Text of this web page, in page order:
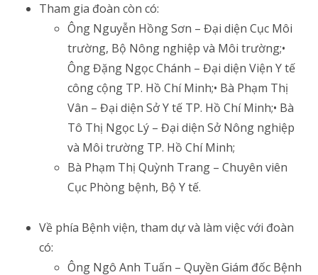
Tham gia đoàn còn có:
Ông Nguyễn Hồng Sơn – Đại diện Cục Môi
trường, Bộ Nông nghiệp và Môi trường;•
Ông Đặng Ngọc Chánh – Đại diện Viện Y tế
công cộng TP. Hồ Chí Minh;• Bà Phạm Thị
Vân – Đại diện Sở Y tế TP. Hồ Chí Minh;• Bà
Tô Thị Ngọc Lý – Đại diện Sở Nông nghiệp
và Môi trường TP. Hồ Chí Minh;
Bà Phạm Thị Quỳnh Trang – Chuyên viên
Cục Phòng bệnh, Bộ Y tế.
Về phía Bệnh viện, tham dự và làm việc với đoàn
có:
Ông Ngô Anh Tuấn – Quyền Giám đốc Bệnh